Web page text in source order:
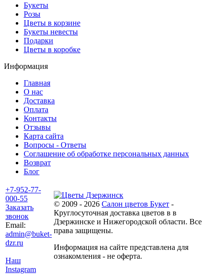
Букеты
Розы
Цветы в корзине
Букеты невесты
Подарки
Цветы в коробке
Информация
Главная
О нас
Доставка
Оплата
Контакты
Отзывы
Карта сайта
Вопросы - Ответы
Соглашение об обработке персональных данных
Возврат
Блог
+7-952-77-
000-55
Заказать
звонок
Email:
admin@buket-
dzr.ru
Наш
Instagram
© 2009 - 2026 Салон цветов Букет -
Круглосуточная доставка цветов в в
Дзержинске и Нижегородской области. Все
права защищены.
Информация на сайте представлена для
ознакомления - не оферта.